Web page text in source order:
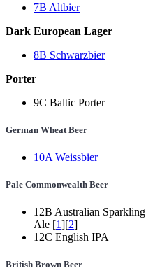
7B Altbier
Dark European Lager
8B Schwarzbier
Porter
9C Baltic Porter
German Wheat Beer
10A Weissbier
Pale Commonwealth Beer
12B Australian Sparkling
Ale [1][2]
12C English IPA
British Brown Beer